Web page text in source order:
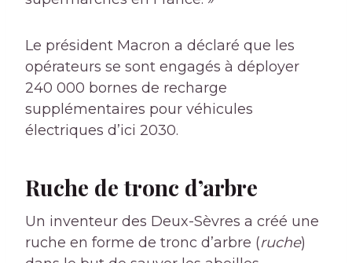
Le président Macron a déclaré que les
opérateurs se sont engagés à déployer
240 000 bornes de recharge
supplémentaires pour véhicules
électriques d’ici 2030.
Ruche de tronc d’arbre
Un inventeur des Deux-Sèvres a créé une
ruche en forme de tronc d’arbre (ruche)